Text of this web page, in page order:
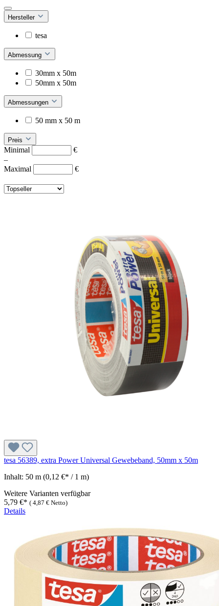
Hersteller
tesa
Abmessung
30mm x 50m
50mm x 50m
Abmessungen
50 mm x 50 m
Preis
Minimal
€
–
Maximal
€
tesa 56389, extra Power Universal Gewebeband, 50mm x 50m
Inhalt: 50 m (0,12 €* / 1 m)
Weitere Varianten verfügbar
5,79 €* ( 4,87 € Netto)
Details